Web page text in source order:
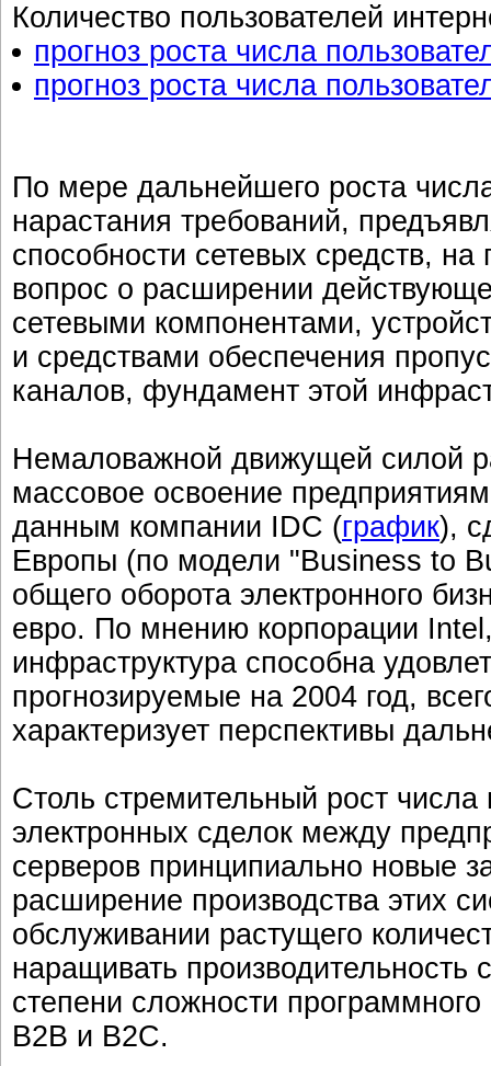
Количество пользователей
прогноз роста числа
прогноз роста числа
По мере дальнейшего роста
нарастания требований,
способности сетевых средств, на
вопрос о расширении
сетевыми компонентами,
и средствами обеспечения
каналов, фундамент этой
Немаловажной движущей силой
массовое освоение
данным компании IDC (график),
Европы (по модели "Business to
общего оборота электронного
евро. По мнению корпорации
инфраструктура способна
прогнозируемые на 2004 год,
характеризует перспективы
Столь стремительный рост
электронных сделок между
серверов принципиально новые
расширение производства этих
обслуживании растущего
наращивать производительность
степени сложности
В2В и В2С.